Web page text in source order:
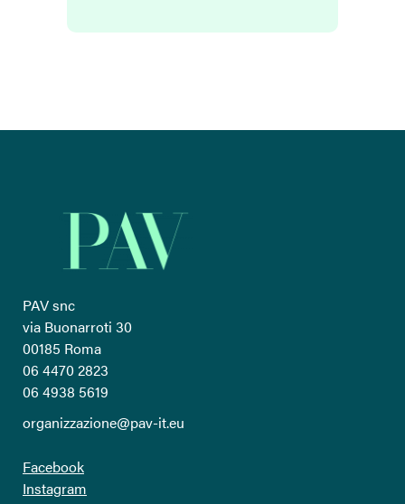
PAV snc
via Buonarroti 30
00185 Roma
06 4470 2823
06 4938 5619
organizzazione@pav-it.eu
Facebook
Instagram